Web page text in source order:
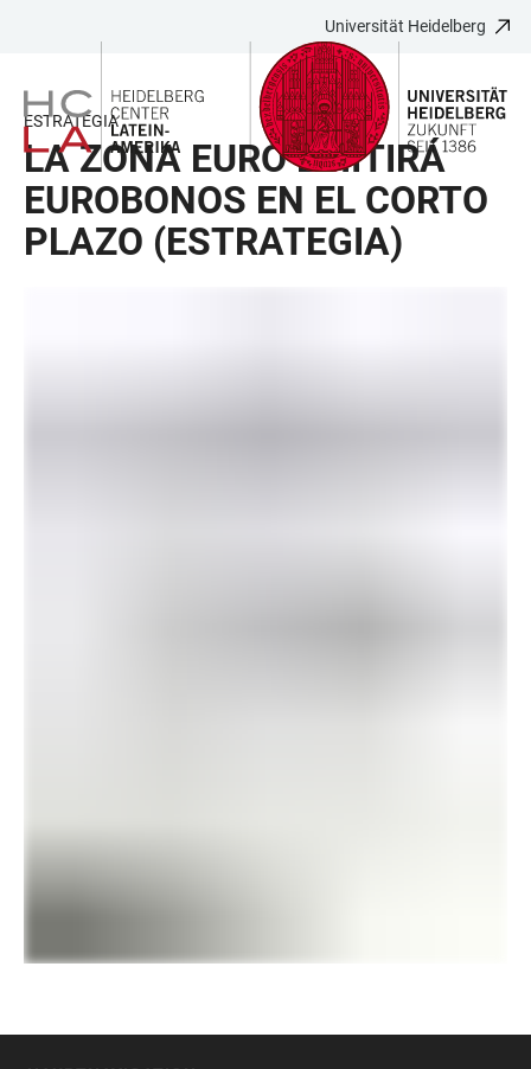
ZUR
BARRIEREFREIHEIT
Universität Heidelberg
ESTRATEGIA
LA ZONA EURO EMITIRÁ
EUROBONOS EN EL CORTO
PLAZO (ESTRATEGIA)